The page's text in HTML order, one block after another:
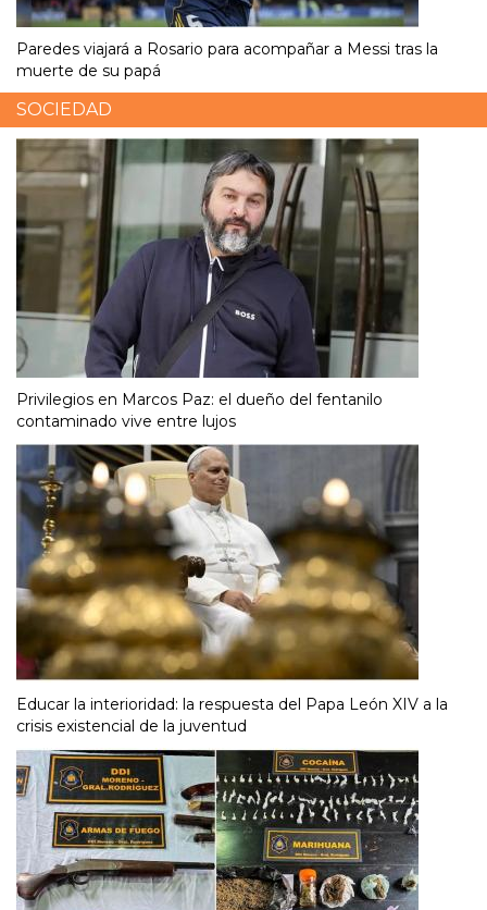
Paredes viajará a Rosario para acompañar a Messi tras la
muerte de su papá
SOCIEDAD
Privilegios en Marcos Paz: el dueño del fentanilo
contaminado vive entre lujos
Educar la interioridad: la respuesta del Papa León XIV a la
crisis existencial de la juventud